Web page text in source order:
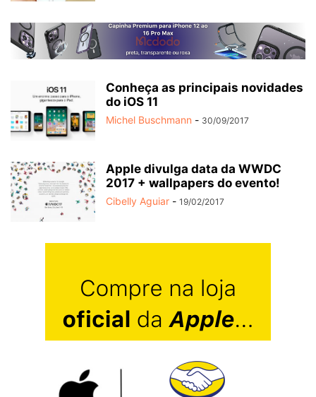
Conheça as principais novidades
do iOS 11
Michel Buschmann - 30/09/2017
Apple divulga data da WWDC
2017 + wallpapers do evento!
Cibelly Aguiar - 19/02/2017